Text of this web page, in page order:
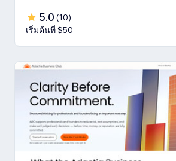
5.0 (10)
เริ่มต้นที่ $50